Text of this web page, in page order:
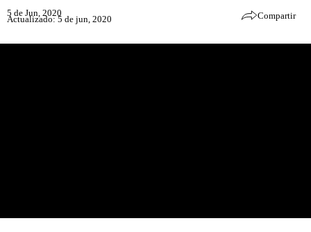
5 de Jun, 2020
Actualizado: 5 de jun, 2020 Compartir